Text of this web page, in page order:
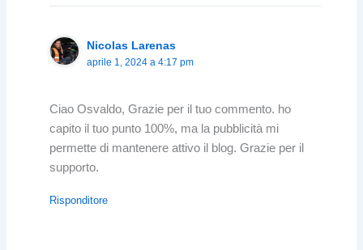
Nicolas Larenas
aprile 1, 2024 a 4:17 pm
Ciao Osvaldo, Grazie per il tuo commento. ho
capito il tuo punto 100%, ma la pubblicità mi
permette di mantenere attivo il blog. Grazie per il
supporto.
Risponditore